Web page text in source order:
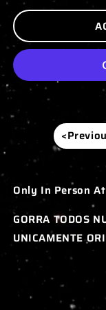
Only In Person
GORRA TODOS
UNICAMENTE